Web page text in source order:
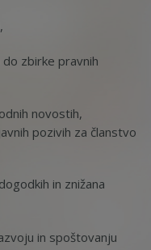
zbirke pravnih
novostih,
pozivih za članstvo
in znižana
in spoštovanju